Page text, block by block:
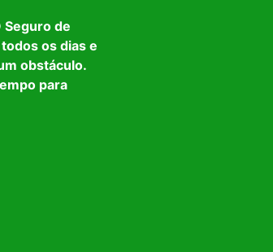
Seguro de
os dias e
obstáculo.
para